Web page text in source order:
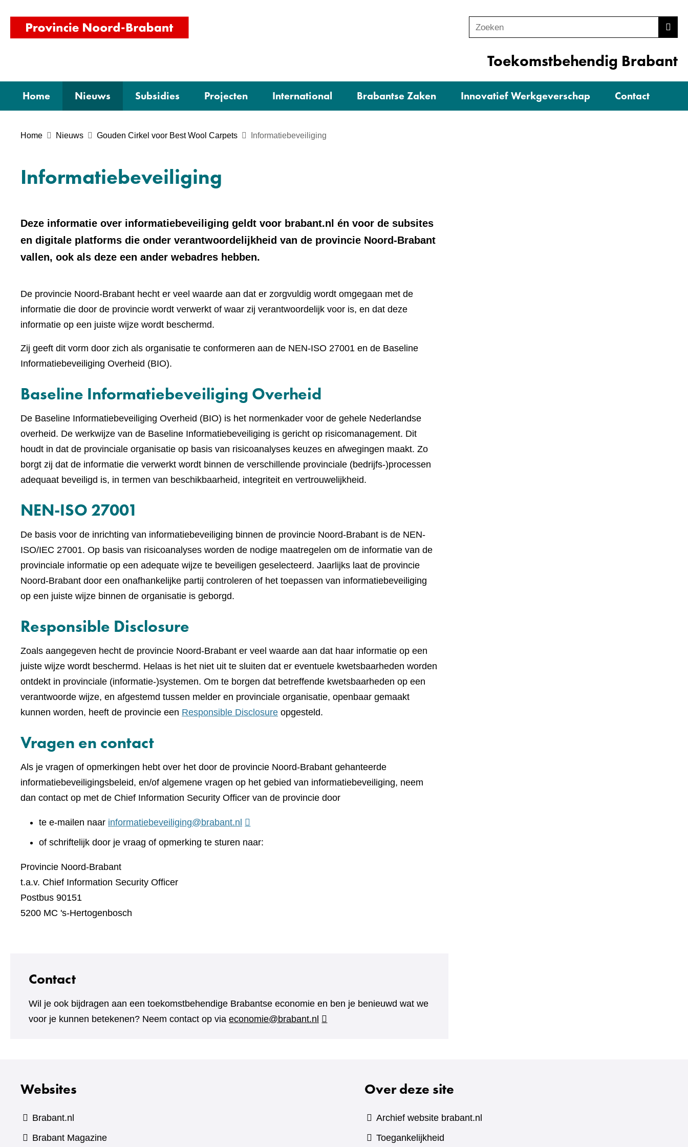
homepage)
o
e
n
Zoeken
Toekomstbehendig Brabant
Home Nieuws Subsidies Projecten International Brabantse Zaken Innovatief Werkgeverschap Contact
Home Nieuws Gouden Cirkel voor Best Wool Carpets Informatiebeveiliging
Informatiebeveiliging
Deze informatie over informatiebeveiliging geldt voor brabant.nl én voor de subsites
en digitale platforms die onder verantwoordelijkheid van de provincie Noord-Brabant
vallen, ook als deze een ander webadres hebben.
De provincie Noord-Brabant hecht er veel waarde aan dat er zorgvuldig wordt omgegaan met de
informatie die door de provincie wordt verwerkt of waar zij verantwoordelijk voor is, en dat deze
informatie op een juiste wijze wordt beschermd.
Zij geeft dit vorm door zich als organisatie te conformeren aan de NEN-ISO 27001 en de Baseline
Informatiebeveiliging Overheid (BIO).
Baseline Informatiebeveiliging Overheid
De Baseline Informatiebeveiliging Overheid (BIO) is het normenkader voor de gehele Nederlandse
overheid. De werkwijze van de Baseline Informatiebeveiliging is gericht op risicomanagement. Dit
houdt in dat de provinciale organisatie op basis van risicoanalyses keuzes en afwegingen maakt. Zo
borgt zij dat de informatie die verwerkt wordt binnen de verschillende provinciale (bedrijfs-)processen
adequaat beveiligd is, in termen van beschikbaarheid, integriteit en vertrouwelijkheid.
NEN-ISO 27001
De basis voor de inrichting van informatiebeveiliging binnen de provincie Noord-Brabant is de NEN-
ISO/IEC 27001. Op basis van risicoanalyses worden de nodige maatregelen om de informatie van de
provinciale informatie op een adequate wijze te beveiligen geselecteerd. Jaarlijks laat de provincie
Noord-Brabant door een onafhankelijke partij controleren of het toepassen van informatiebeveiliging
op een juiste wijze binnen de organisatie is geborgd.
Responsible Disclosure
Zoals aangegeven hecht de provincie Noord-Brabant er veel waarde aan dat haar informatie op een
juiste wijze wordt beschermd. Helaas is het niet uit te sluiten dat er eventuele kwetsbaarheden worden
ontdekt in provinciale (informatie-)systemen. Om te borgen dat betreffende kwetsbaarheden op een
verantwoorde wijze, en afgestemd tussen melder en provinciale organisatie, openbaar gemaakt
kunnen worden, heeft de provincie een Responsible Disclosure opgesteld.
Vragen en contact
Als je vragen of opmerkingen hebt over het door de provincie Noord-Brabant gehanteerde
informatiebeveiligingsbeleid, en/of algemene vragen op het gebied van informatiebeveiliging, neem
dan contact op met de Chief Information Security Officer van de provincie door
te e-mailen naar informatiebeveiliging@brabant.nl
of schriftelijk door je vraag of opmerking te sturen naar:
Provincie Noord-Brabant
t.a.v. Chief Information Security Officer
Postbus 90151
5200 MC 's-Hertogenbosch
Contact
Wil je ook bijdragen aan een toekomstbehendige Brabantse economie en ben je benieuwd wat we
voor je kunnen betekenen? Neem contact op via economie@brabant.nl
Websites
Brabant.nl
Brabant Magazine(verwijst
Over deze site
Archief website brabant.nl
Toegankelijkheid